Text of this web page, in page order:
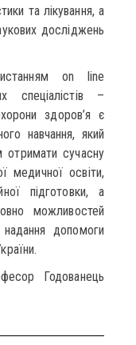
та лікування, а
досліджень
on line
спеціалістів –
здоров’я є
навчання, який
отримати сучасну
медичної освіти,
підготовки, а
можливостей
надання допомоги
Годованець